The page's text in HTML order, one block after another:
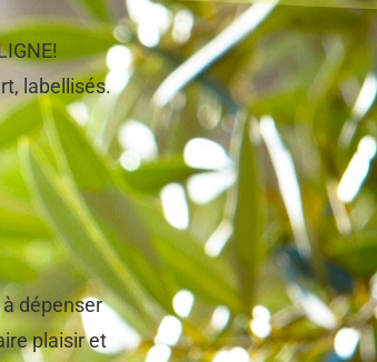
labellisés.
dépenser
plaisir et